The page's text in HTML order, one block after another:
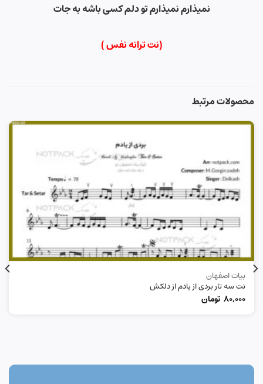
نمیذارم نمیذارم تو دلم کسی باشه به جات
(نت ترانه نفس )
محصولات مرتبط
بیات اصفهان
نت سه تار بردی از یادم از دلکش
80,000 تومان